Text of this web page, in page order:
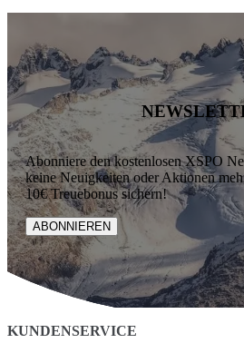
Abonniere den kostenlosen XSPO
keine Neuigkeiten oder Aktionen
10€ Treuebonus sichern!
ABONNIEREN
KUNDENSERVICE